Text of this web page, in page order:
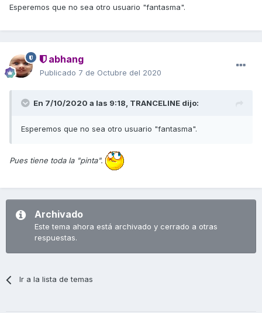
Esperemos que no sea otro usuario "fantasma".
abhang
Publicado 7 de Octubre del 2020
En 7/10/2020 a las 9:18, TRANCELINE dijo:
Esperemos que no sea otro usuario "fantasma".
Pues tiene toda la "pinta".
Archivado
Este tema ahora está archivado y cerrado a otras
respuestas.
Ir a la lista de temas